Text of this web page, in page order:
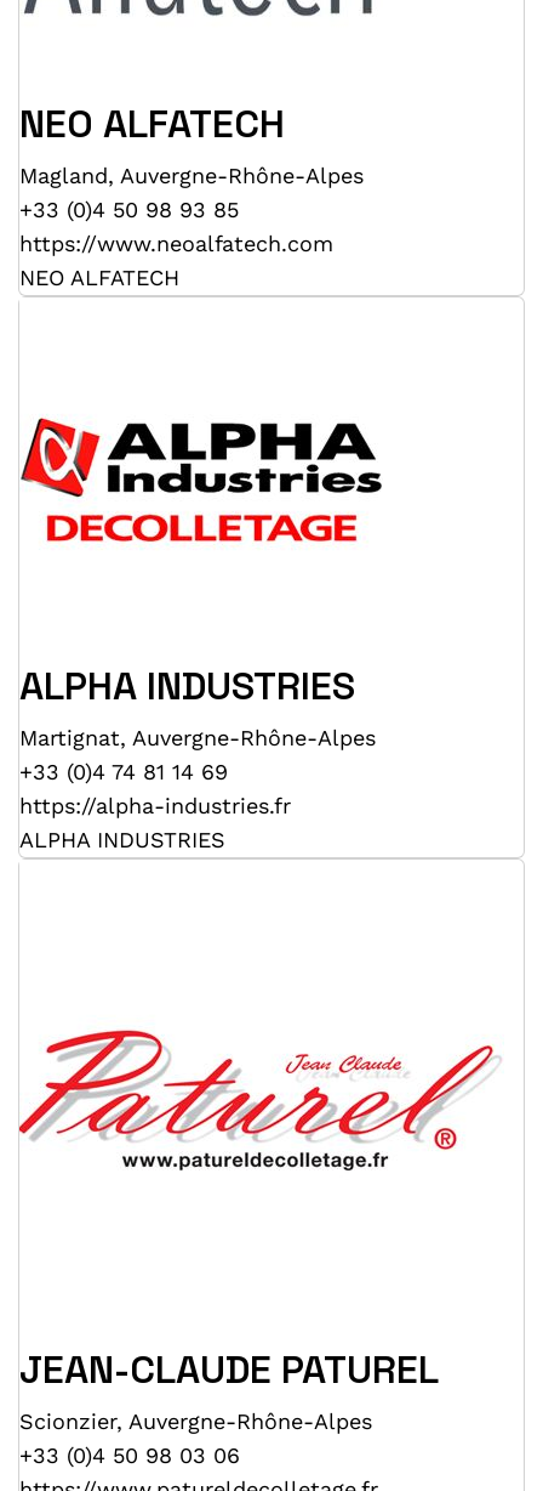
NEO ALFATECH
Magland, Auvergne-Rhône-Alpes
+33 (0)4 50 98 93 85
https://www.neoalfatech.com
NEO ALFATECH
ALPHA INDUSTRIES
Martignat, Auvergne-Rhône-Alpes
+33 (0)4 74 81 14 69
https://alpha-industries.fr
ALPHA INDUSTRIES
JEAN-CLAUDE PATUREL
Scionzier, Auvergne-Rhône-Alpes
+33 (0)4 50 98 03 06